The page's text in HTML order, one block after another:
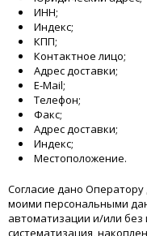
ИНН;
Индекс;
КПП;
Контактное лицо;
Адрес доставки;
E-Mail;
Телефон;
Факс;
Адрес доставки;
Индекс;
Местоположение.
Согласие дано
моими персональными
автоматизации и/или без
систематизация,